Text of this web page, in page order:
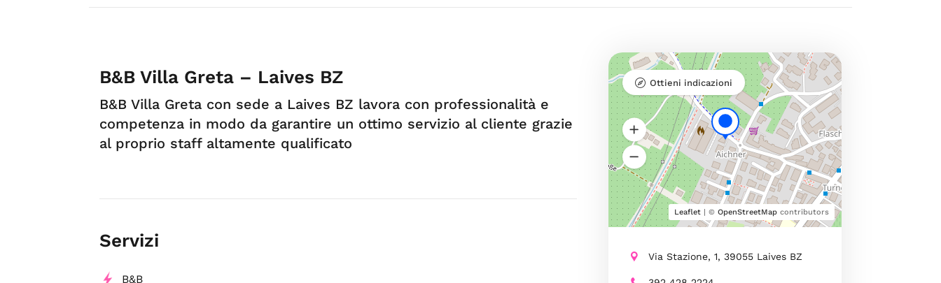
B&B Villa Greta – Laives BZ
B&B Villa Greta con sede a Laives BZ lavora con professionalità e
competenza in modo da garantire un ottimo servizio al cliente grazie
al proprio staff altamente qualificato
Servizi
B&B
Leaflet| © OpenStreetMapcontributors
Ottieni indicazioni
Via Stazione, 1, 39055 Laives BZ